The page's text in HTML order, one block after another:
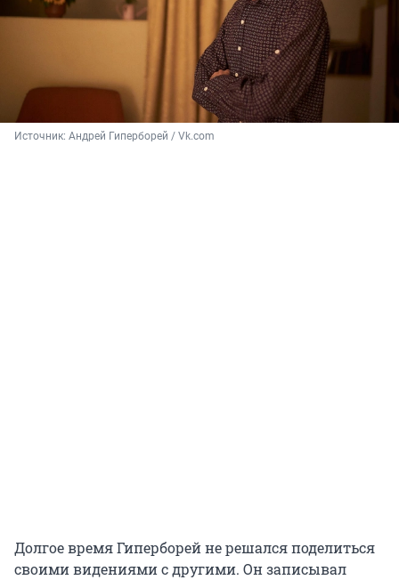
Источник: Андрей Гиперборей / Vk.com
Долгое время Гиперборей не решался поделиться
своими видениями с другими. Он записывал